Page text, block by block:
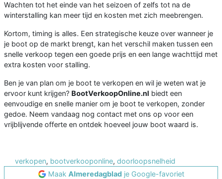
Wachten tot het einde van het seizoen of zelfs tot na de
winterstalling kan meer tijd en kosten met zich meebrengen.
Kortom, timing is alles. Een strategische keuze over wanneer je
je boot op de markt brengt, kan het verschil maken tussen een
snelle verkoop tegen een goede prijs en een lange wachttijd met
extra kosten voor stalling.
Ben je van plan om je boot te verkopen en wil je weten wat je
ervoor kunt krijgen? BootVerkoopOnline.nl biedt een
eenvoudige en snelle manier om je boot te verkopen, zonder
gedoe. Neem vandaag nog contact met ons op voor een
vrijblijvende offerte en ontdek hoeveel jouw boot waard is.
verkopen, bootverkooponline, doorloopsnelheid
Maak Almeredagbladje Google-favoriet